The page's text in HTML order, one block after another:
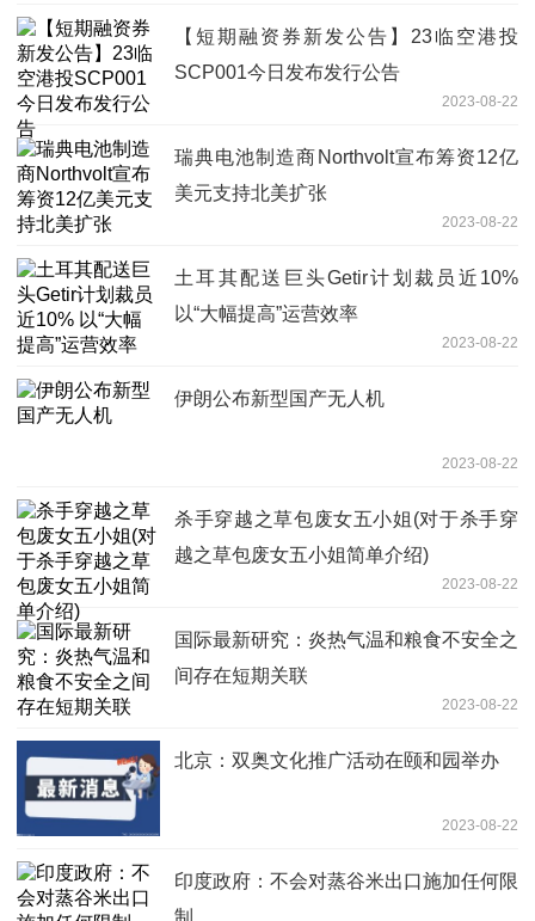
【短期融资券新发公告】23临空港投
SCP001今日发布发行公告
2023-08-22
瑞典电池制造商Northvolt宣布筹资12亿
美元支持北美扩张
2023-08-22
土耳其配送巨头Getir计划裁员近10%
以“大幅提高”运营效率
2023-08-22
伊朗公布新型国产无人机
2023-08-22
杀手穿越之草包废女五小姐(对于杀手穿
越之草包废女五小姐简单介绍)
2023-08-22
国际最新研究：炎热气温和粮食不安全之
间存在短期关联
2023-08-22
北京：双奥文化推广活动在颐和园举办
2023-08-22
印度政府：不会对蒸谷米出口施加任何限
制